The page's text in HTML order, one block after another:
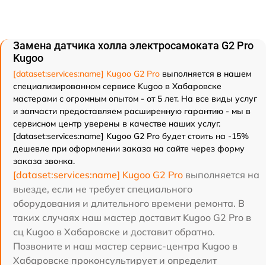
Замена датчика холла электросамоката G2 Pro
Kugoo
[dataset:services:name] Kugoo G2 Pro выполняется в нашем
специализированном сервисе Kugoo в Хабаровске
мастерами с огромным опытом - от 5 лет. На все виды услуг
и запчасти предоставляем расширенную гарантию - мы в
сервисном центр уверены в качестве наших услуг.
[dataset:services:name] Kugoo G2 Pro будет стоить на -15%
дешевле при оформлении заказа на сайте через форму
заказа звонка.
[dataset:services:name] Kugoo G2 Pro выполняется на
выезде, если не требует специального
оборудования и длительного времени ремонта. В
таких случаях наш мастер доставит Kugoo G2 Pro в
сц Kugoo в Хабаровске и доставит обратно.
Позвоните и наш мастер сервис-центра Kugoo в
Хабаровске проконсультирует и определит